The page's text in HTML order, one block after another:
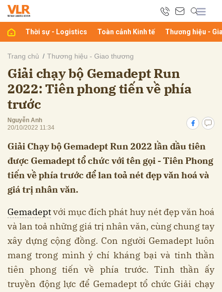
Thời sự - Logistics Toàn cảnh Kinh tế Thương hiệu -
Trang chủ Thương hiệu - Giao thương
Giải chạy bộ Gemadept Run
2022: Tiên phong tiến về phía
trước
Nguyễn Anh
20/10/2022 11:34
Giải Chạy bộ Gemadept Run 2022 lần đầu tiên
được Gemadept tổ chức với tên gọi - Tiên Phong
tiến về phía trước để lan toả nét đẹp văn hoá và
giá trị nhân văn.
Gemadeptvới mục đích phát huy nét đẹp văn hoá
và lan toả những giá trị nhân văn, cùng chung tay
xây dựng cộng đồng. Con người Gemadept luôn
mang trong mình ý chí kháng bại và tinh thần
tiên phong tiến về phía trước. Tinh thần ấy
truyền động lực để Gemadept tổ chức Giải chạy
luận
Hủy